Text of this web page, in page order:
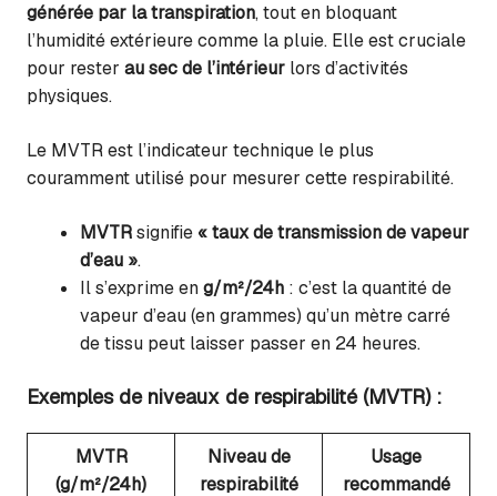
générée par la transpiration, tout en bloquant
l’humidité extérieure comme la pluie. Elle est cruciale
pour rester au sec de l’intérieur lors d’activités
physiques.
Le MVTR est l’indicateur technique le plus
couramment utilisé pour mesurer cette respirabilité.
MVTRsignifie « taux de transmission de vapeur
d’eau ».
Il s’exprime eng/m²/24h : c’est la quantité de
vapeur d’eau (en grammes) qu’un mètre carré
de tissu peut laisser passer en 24 heures.
Exemples de niveaux de respirabilité (MVTR) :
MVTR
(g/m²/24h)
Niveau de
respirabilité
Usage
recommandé